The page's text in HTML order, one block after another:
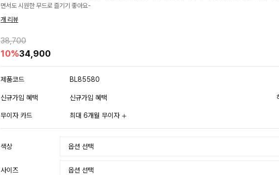
면서도 시원한 무드로 즐기기 좋아요-
개 리뷰
38,700
10%34,900
제품코드 BL85580
신규가입 혜택 신규가입 혜택
무이자 카드 최대 6개월 무이자
색상
사이즈